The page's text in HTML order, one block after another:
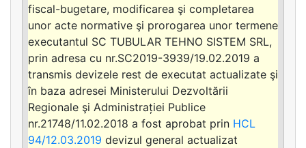
fiscal-bugetare, modificarea şi completarea
unor acte normative şi prorogarea unor termene
executantul SC TUBULAR TEHNO SISTEM SRL,
prin adresa cu nr.SC2019-3939/19.02.2019 a
transmis devizele rest de executat actualizate şi
în baza adresei Ministerului Dezvoltării
Regionale şi Administrației Publice
nr.21748/11.02.2018 a fost aprobat prin HCL
94/12.03.2019 devizul general actualizat